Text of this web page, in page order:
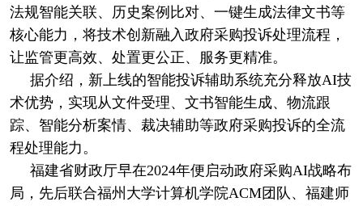
法规智能关联、历史案例比对、一键生成法律文书等
核心能力，将技术创新融入政府采购投诉处理流程，
让监管更高效、处置更公正、服务更精准。
据介绍，新上线的智能投诉辅助系统充分释放AI技
术优势，实现从文件受理、文书智能生成、物流跟
踪、智能分析案情、裁决辅助等政府采购投诉的全流
程处理能力。
福建省财政厅早在2024年便启动政府采购AI战略布
局，先后联合福州大学计算机学院ACM团队、福建师